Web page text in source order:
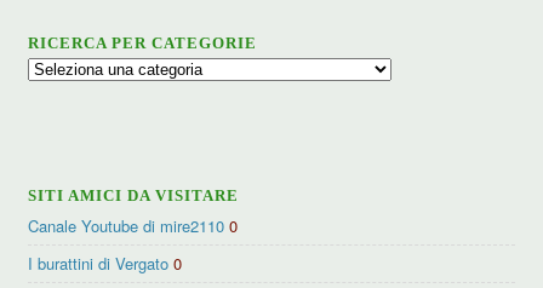
RICERCA PER CATEGORIE
Ricerca
SITI AMICI DA VISITARE
Canale Youtube di mire2110 0
I burattini di Vergato 0